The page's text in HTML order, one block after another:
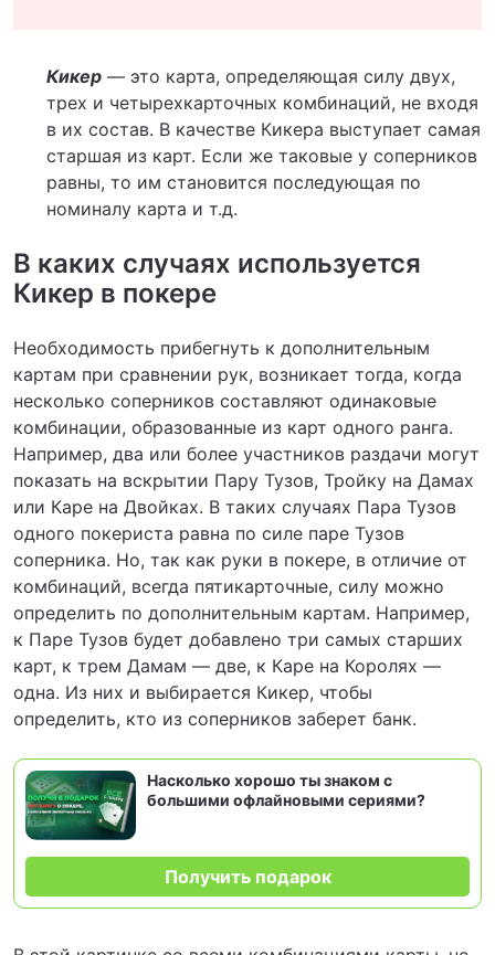
Кикер — это карта, определяющая силу двух,
трех и четырехкарточных комбинаций, не входя
в их состав. В качестве Кикера выступает самая
старшая из карт. Если же таковые у соперников
равны, то им становится последующая по
номиналу карта и т.д.
В каких случаях используется
Кикер в покере
Необходимость прибегнуть к дополнительным
картам при сравнении рук, возникает тогда, когда
несколько соперников составляют одинаковые
комбинации, образованные из карт одного ранга.
Например, два или более участников раздачи могут
показать на вскрытии Пару Тузов, Тройку на Дамах
или Каре на Двойках. В таких случаях Пара Тузов
одного покериста равна по силе паре Тузов
соперника. Но, так как руки в покере, в отличие от
комбинаций, всегда пятикарточные, силу можно
определить по дополнительным картам. Например,
к Паре Тузов будет добавлено три самых старших
карт, к трем Дамам — две, к Каре на Королях —
одна. Из них и выбирается Кикер, чтобы
определить, кто из соперников заберет банк.
Насколько хорошо ты знаком с
большими офлайновыми сериями?
Получить подарок